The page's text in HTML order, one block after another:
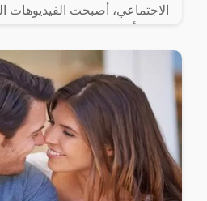
الاجتماعي، أصبحت الفيديوهات
انتشرت